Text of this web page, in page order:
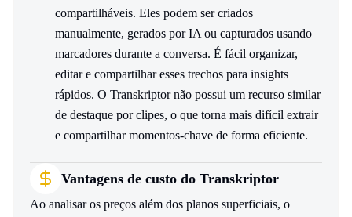
compartilháveis. Eles podem ser criados
manualmente, gerados por IA ou capturados usando
marcadores durante a conversa. É fácil organizar,
editar e compartilhar esses trechos para insights
rápidos. O Transkriptor não possui um recurso similar
de destaque por clipes, o que torna mais difícil extrair
e compartilhar momentos-chave de forma eficiente.
Vantagens de custo do Transkriptor
Ao analisar os preços além dos planos superficiais, o